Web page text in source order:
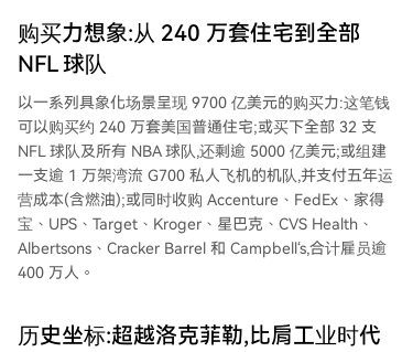
购买力想象:从 240 万套住宅到全部
NFL 球队
以一系列具象化场景呈现 9700 亿美元的购买力:这笔钱
可以购买约 240 万套美国普通住宅;或买下全部 32 支
NFL 球队及所有 NBA 球队,还剩逾 5000 亿美元;或组建
一支逾 1 万架湾流 G700 私人飞机的机队,并支付五年运
营成本(含燃油);或同时收购 Accenture、FedEx、家得
宝、UPS、Target、Kroger、星巴克、CVS Health、
Albertsons、Cracker Barrel 和 Campbell‘s,合计雇员逾
400 万人。
历史坐标:超越洛克菲勒,比肩工业时代